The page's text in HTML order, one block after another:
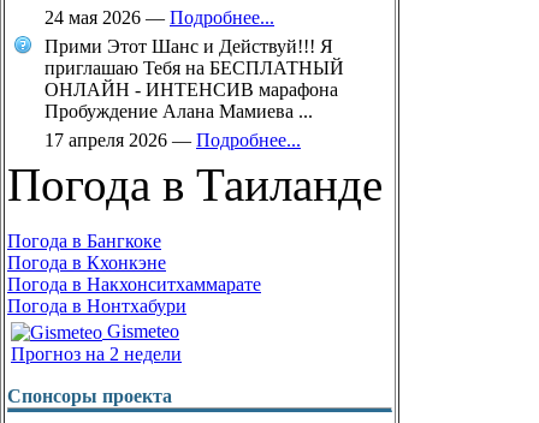
24 мая 2026 — Подробнее...
Прими Этот Шанс и Действуй!!! Я
приглашаю Тебя на БЕСПЛАТНЫЙ
ОНЛАЙН - ИНТЕНСИВ марафона
Пробуждение Алана Мамиева ...
17 апреля 2026 — Подробнее...
Погода в Таиланде
Погода в Бангкоке
Погода в Кхонкэне
Погода в Накхонситхаммарате
Погода в Нонтхабури
Gismeteo
Прогноз на 2 недели
Спонсоры проекта